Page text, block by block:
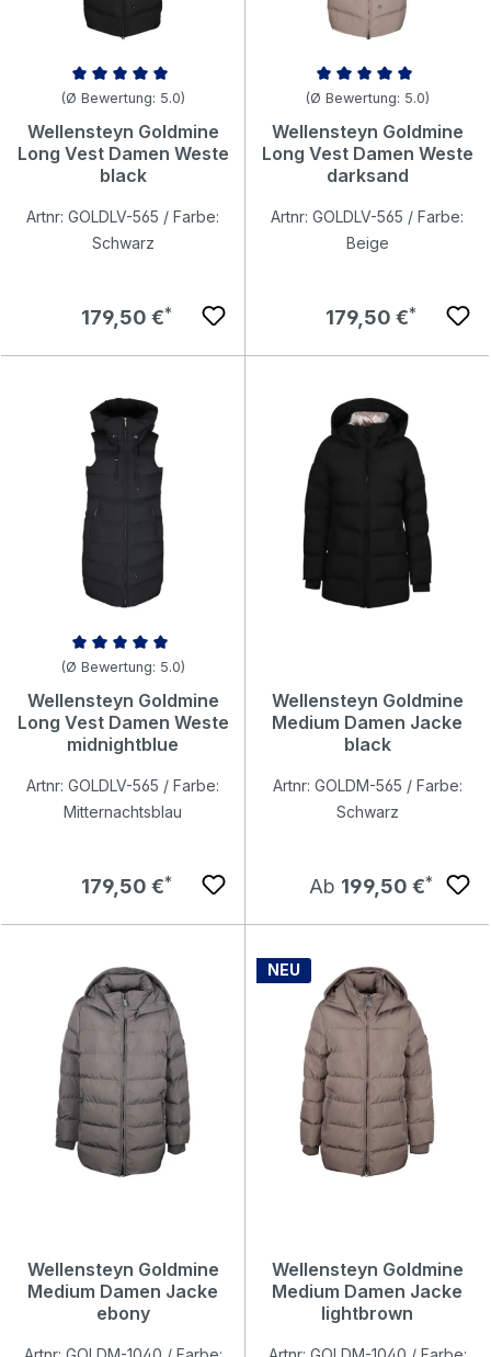
Durchschnittliche Bewertung von 5 von 5 Sternen
(Ø Bewertung: 5.0)
Wellensteyn Goldmine
Long Vest Damen Weste
black
Artnr: GOLDLV-565 / Farbe:
Schwarz
Regulärer Preis:
179,50 €
Durchschnittliche Bewertung
(Ø Bewertung: 5.0)
Wellensteyn Goldmine
Long Vest Damen Weste
darksand
Artnr: GOLDLV-565 / Farbe:
Beige
Regulärer Preis:
179,50 €
Durchschnittliche Bewertung von 5 von 5 Sternen
(Ø Bewertung: 5.0)
Wellensteyn Goldmine
Long Vest Damen Weste
midnightblue
Artnr: GOLDLV-565 / Farbe:
Mitternachtsblau
Regulärer Preis:
179,50 €
Wellensteyn Goldmine
Medium Damen Jacke
black
Artnr: GOLDM-565 / Farbe:
Schwarz
Regulärer Preis:
Ab 199,50 €
Wellensteyn Goldmine
Medium Damen Jacke
ebony
NEU
Wellensteyn Goldmine
Medium Damen Jacke
lightbrown